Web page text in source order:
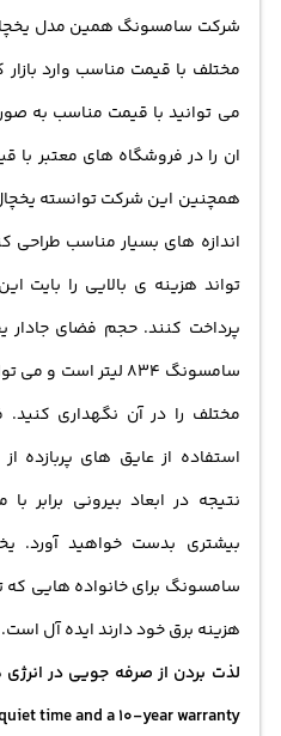
مختلف با قیمت مناسب وارد
می توانید با قیمت مناسب به
ان را در فروشگاه های معتبر
اندازه های بسیار مناسب طراحی
تواند هزینه ی بالایی را بایت
سامسونگ 834 لیتر
استفاده از عایق های پربازده
نتیجه در ابعاد بیرونی برابر
سامسونگ برای خانواده هایی که
هزینه برق خود دارند ایده آل است.
time and a 10-year warranty